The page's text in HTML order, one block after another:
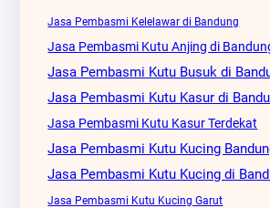
Jasa Pembasmi Kelelawar di Bandung
Jasa Pembasmi Kutu Anjing di
Jasa Pembasmi Kutu Busuk di
Jasa Pembasmi Kutu Kasur di
Jasa Pembasmi Kutu Kasur Terdekat
Jasa Pembasmi Kutu Kucing
Jasa Pembasmi Kutu Kucing di
Jasa Pembasmi Kutu Kucing Garut